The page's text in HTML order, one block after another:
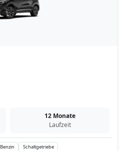
12 Monate
Laufzeit
Benzin Schaltgetriebe